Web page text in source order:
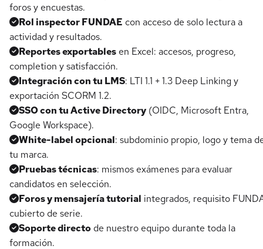
foros y encuestas.
Rol inspector FUNDAE con acceso de solo lectura a
actividad y resultados.
Reportes exportables en Excel: accesos, progreso,
completion y satisfacción.
Integración con tu LMS: LTI 1.1 + 1.3 Deep Linking y
exportación SCORM 1.2.
SSO con tu Active Directory (OIDC, Microsoft Entra,
Google Workspace).
White-label opcional: subdominio propio, logo y tema
tu marca.
Pruebas técnicas: mismos exámenes para evaluar
candidatos en selección.
Foros y mensajería tutorial integrados, requisito
cubierto de serie.
Soporte directo de nuestro equipo durante toda la
formación.